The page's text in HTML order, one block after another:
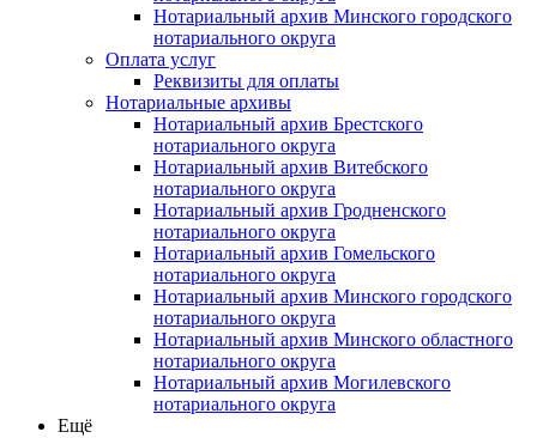
Нотариальный архив Минского городского
нотариального округа
Оплата услуг
Реквизиты для оплаты
Нотариальные архивы
Нотариальный архив Брестского
нотариального округа
Нотариальный архив Витебского
нотариального округа
Нотариальный архив Гродненского
нотариального округа
Нотариальный архив Гомельского
нотариального округа
Нотариальный архив Минского городского
нотариального округа
Нотариальный архив Минского областного
нотариального округа
Нотариальный архив Могилевского
нотариального округа
Ещё